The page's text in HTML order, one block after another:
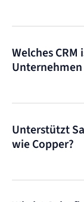
Welches
Unternehmen
Unterstützt
wie Copper?